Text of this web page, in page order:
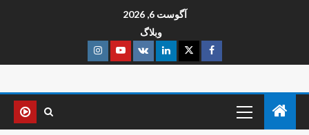
آگوست 6, 2026
وبلاگ